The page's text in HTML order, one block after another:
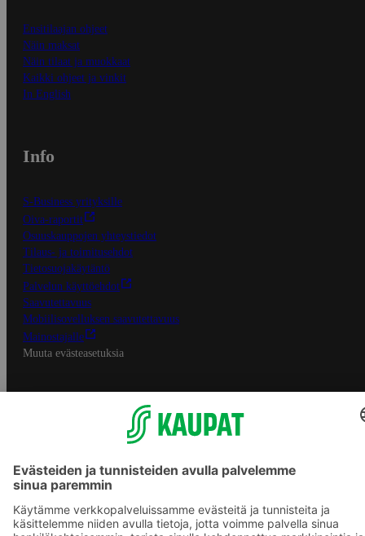
Ensitilaajan ohjeet
Näin maksat
Näin tilaat ja muokkaat
Kaikki ohjeet ja vinkit
In English
Info
S-Business yrityksille
Oiva-raportit
Osuuskauppojen yhteystiedot
Tilaus- ja toimitusehdot
Tietosuojakäytäntö
Palvelun käyttöehdot
Saavutettavuus
Mobiilisovelluksen saavutettavuus
Mainostajalle
Muuta evästeasetuksia
S-ryhmän palvelut
S-ryhmä
Asiakasomistajuus
S-ostoslista -sovellus